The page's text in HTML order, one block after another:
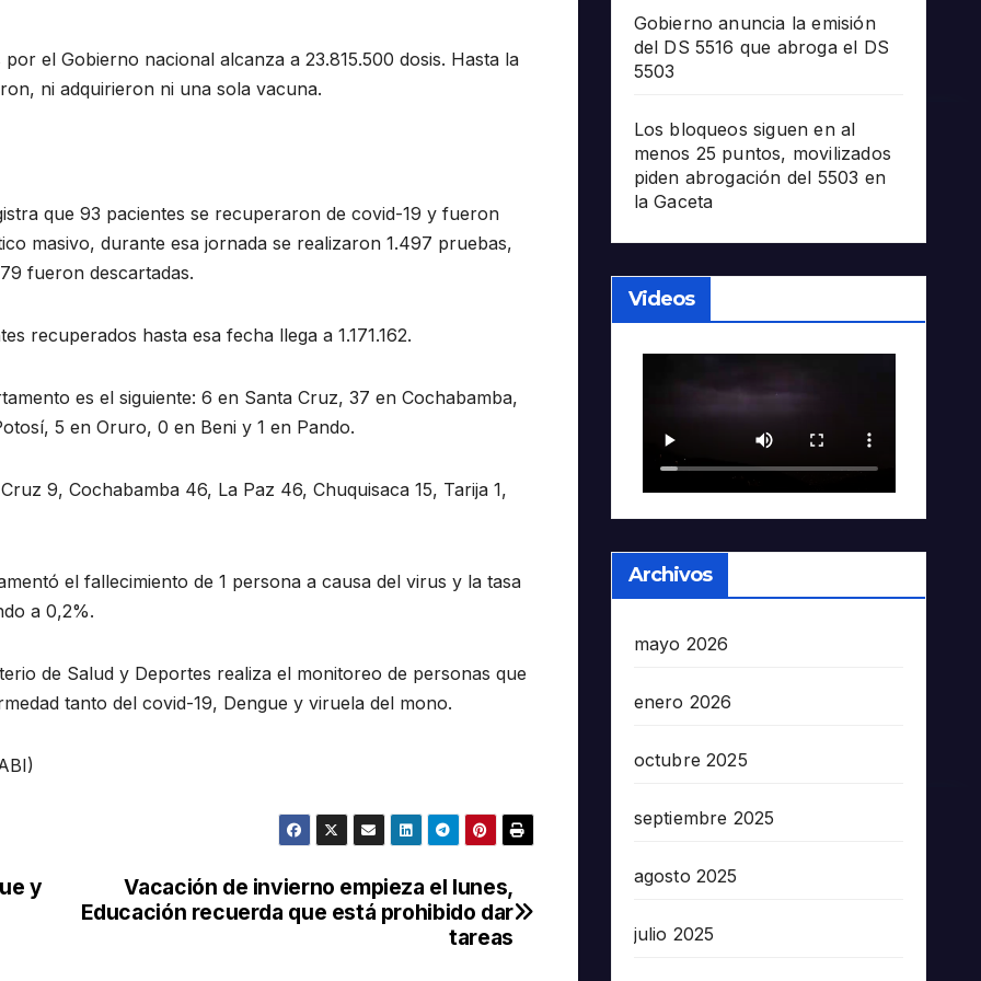
el Gobierno nacional alcanza a 23.815.500 dosis. Hasta la
ni adquirieron ni una sola vacuna.
que 93 pacientes se recuperaron de covid-19 y fueron
masivo, durante esa jornada se realizaron 1.497 pruebas,
fueron descartadas.
recuperados hasta esa fecha llega a 1.171.162.
es el siguiente: 6 en Santa Cruz, 37 en Cochabamba,
5 en Oruro, 0 en Beni y 1 en Pando.
9, Cochabamba 46, La Paz 46, Chuquisaca 15, Tarija 1,
el fallecimiento de 1 persona a causa del virus y la tasa
a 0,2%.
de Salud y Deportes realiza el monitoreo de personas que
tanto del covid-19, Dengue y viruela del mono.
Vacación de invierno empieza el lunes,
Educación recuerda que está prohibido dar
tareas
y
Gobierno anuncia la emisión
del DS 5516 que abroga el DS
5503
Los bloqueos siguen en al
menos 25 puntos, movilizados
piden abrogación del 5503 en
la Gaceta
Videos
Archivos
mayo 2026
enero 2026
octubre 2025
septiembre 2025
agosto 2025
julio 2025